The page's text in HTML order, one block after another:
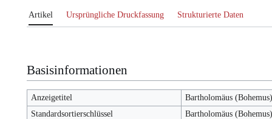
Artikel Ursprüngliche Druckfassung Strukturierte Daten
Basisinformationen
Anzeigetitel
Bartholomäus
Standardsortierschlüssel
Bartholomäus